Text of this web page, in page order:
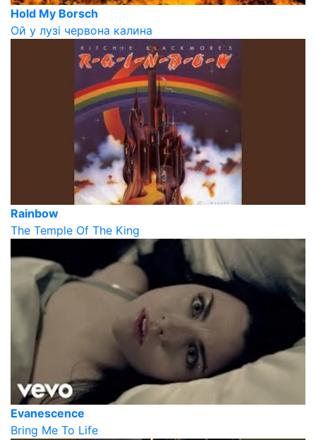
Hold My Borsch
Ой у лузі червона калина
Rainbow
The Temple Of The King
Evanescence
Bring Me To Life